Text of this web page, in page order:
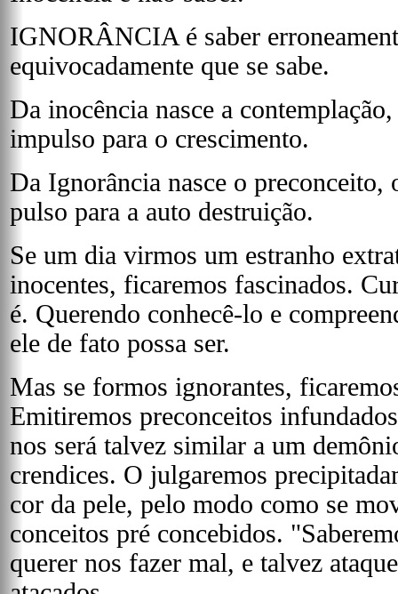
IGNORÂNCIA é saber
equivocadamente que se sabe.
Da inocência nasce a
impulso para o crescimento.
Da Ignorância nasce o preconceito,
pulso para a auto destruição.
Se um dia virmos um estranho
inocentes, ficaremos fascinados.
é. Querendo conhecê-lo e
ele de fato possa ser.
Mas se formos ignorantes,
Emitiremos preconceitos
nos será talvez similar a um
crendices. O julgaremos
cor da pele, pelo modo como se
conceitos pré concebidos.
querer nos fazer mal, e talvez